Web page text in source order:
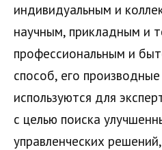
индивидуальным и
научным, прикладным и
профессиональным и
способ, его
используются для
с целью поиска
управленческих